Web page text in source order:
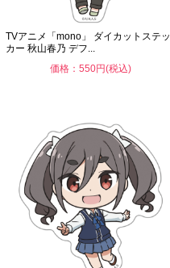
TVアニメ「mono」 ダイカットステッ
カー 秋山春乃 デフ...
価格：550円(税込)